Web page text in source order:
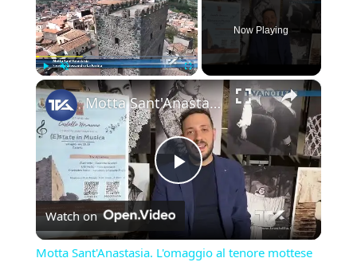
Play Unmute Fullscreen
Now Playing
×
Play
Video
Motta Sant'Anastasia. L'omaggio al tenore mottese Giuseppe Di Stefano nel giorno della sua nascita.
Watch on
Motta Sant'Anastasia. L'omaggio al tenore mottese